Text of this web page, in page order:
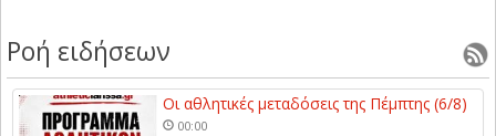
Ροή ειδήσεων
Οι αθλητικές μεταδόσεις της Πέμπτης (6/8)
00:00